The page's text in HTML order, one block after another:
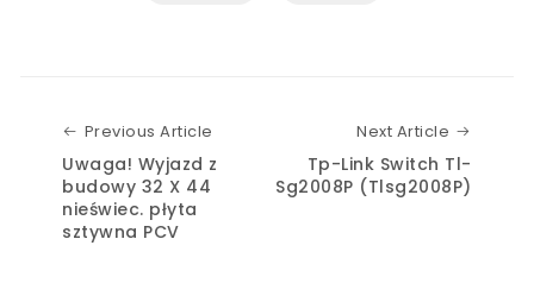
Previous Article
Uwaga! Wyjazd z
budowy 32 X 44
nieświec. płyta
sztywna PCV
Next Article
Tp-Link Switch Tl-
Sg2008P (Tlsg2008P)